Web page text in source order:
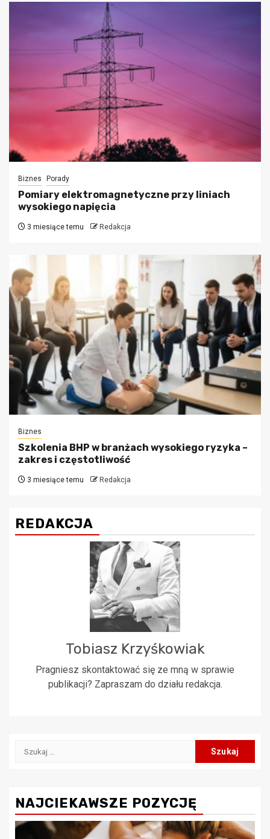
Biznes Porady
Pomiary elektromagnetyczne przy liniach
wysokiego napięcia
3 miesiące temu Redakcja
Biznes
Szkolenia BHP w branżach wysokiego ryzyka –
zakres i częstotliwość
3 miesiące temu Redakcja
REDAKCJA
Tobiasz Krzyśkowiak
Pragniesz skontaktować się ze mną w sprawie
publikacji? Zapraszam do działu redakcja.
Szukaj:
NAJCIEKAWSZE POZYCJĘ